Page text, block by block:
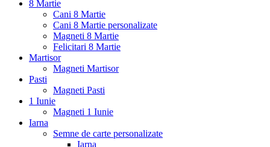
8 Martie
Cani 8 Martie
Cani 8 Martie personalizate
Magneti 8 Martie
Felicitari 8 Martie
Martisor
Magneti Martisor
Pasti
Magneti Pasti
1 Iunie
Magneti 1 Iunie
Iarna
Semne de carte personalizate
Iarna